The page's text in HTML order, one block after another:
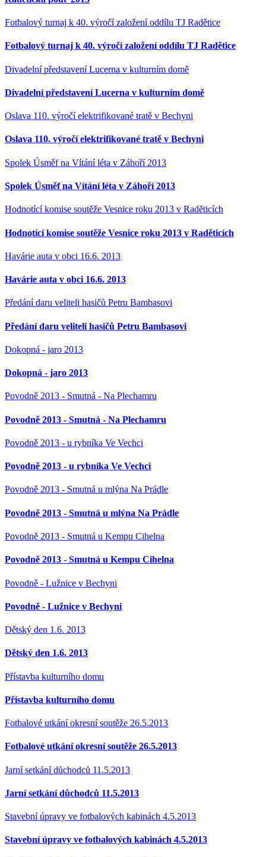
Fotbalový turnaj k 40. výročí založení oddílu TJ Radětice
Fotbalový turnaj k 40. výročí založení oddílu TJ Radětice
Divadelní představení Lucerna v kulturním domě
Divadelní představení Lucerna v kulturním domě
Oslava 110. výročí elektrifikované tratě v Bechyni
Oslava 110. výročí elektrifikované tratě v Bechyni
Spolek Úsměf na Vítání léta v Záhoří 2013
Spolek Úsměf na Vítání léta v Záhoří 2013
Hodnotící komise soutěže Vesnice roku 2013 v Raděticích
Hodnotící komise soutěže Vesnice roku 2013 v Raděticích
Havárie auta v obci 16.6. 2013
Havárie auta v obci 16.6. 2013
Předání daru veliteli hasičů Petru Bambasovi
Předání daru veliteli hasičů Petru Bambasovi
Dokopná - jaro 2013
Dokopná - jaro 2013
Povodně 2013 - Smutná - Na Plechamru
Povodně 2013 - Smutná - Na Plechamru
Povodně 2013 - u rybníka Ve Vechci
Povodně 2013 - u rybníka Ve Vechci
Povodně 2013 - Smutná u mlýna Na Prádle
Povodně 2013 - Smutná u mlýna Na Prádle
Povodně 2013 - Smutná u Kempu Cihelna
Povodně 2013 - Smutná u Kempu Cihelna
Povodně - Lužnice v Bechyni
Povodně - Lužnice v Bechyni
Dětský den 1.6. 2013
Dětský den 1.6. 2013
Přístavba kulturního domu
Přístavba kulturního domu
Fotbalové utkání okresní soutěže 26.5.2013
Fotbalové utkání okresní soutěže 26.5.2013
Jarní setkání důchodců 11.5.2013
Jarní setkání důchodců 11.5.2013
Stavební úpravy ve fotbalových kabinách 4.5.2013
Stavební úpravy ve fotbalových kabinách 4.5.2013